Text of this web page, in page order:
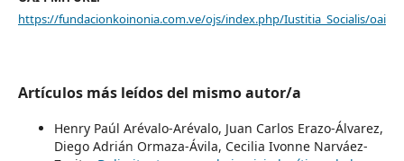
https://fundacionkoinonia.com.ve/ojs/index.php/Iustitia_Socialis/oai
Artículos más leídos del mismo autor/a
Henry Paúl Arévalo-Arévalo, Juan Carlos Erazo-Álvarez,
Diego Adrián Ormaza-Ávila, Cecilia Ivonne Narváez-